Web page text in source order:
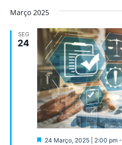
Março 2025
SEG
24
Destaque
24 Março, 2025 | 2:00 pm-